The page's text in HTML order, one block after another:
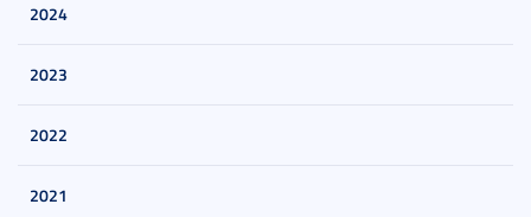
2024
2023
2022
2021